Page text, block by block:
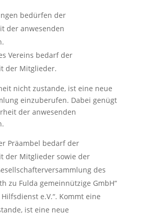
bedürfen der
der anwesenden
Vereins bedarf der
der Mitglieder.
nicht zustande, ist eine neue
einzuberufen. Dabei genügt
der anwesenden
Präambel bedarf der
der Mitglieder sowie der
des
zu Fulda gemeinnützige GmbH“
e.V.“. Kommt eine
ist eine neue